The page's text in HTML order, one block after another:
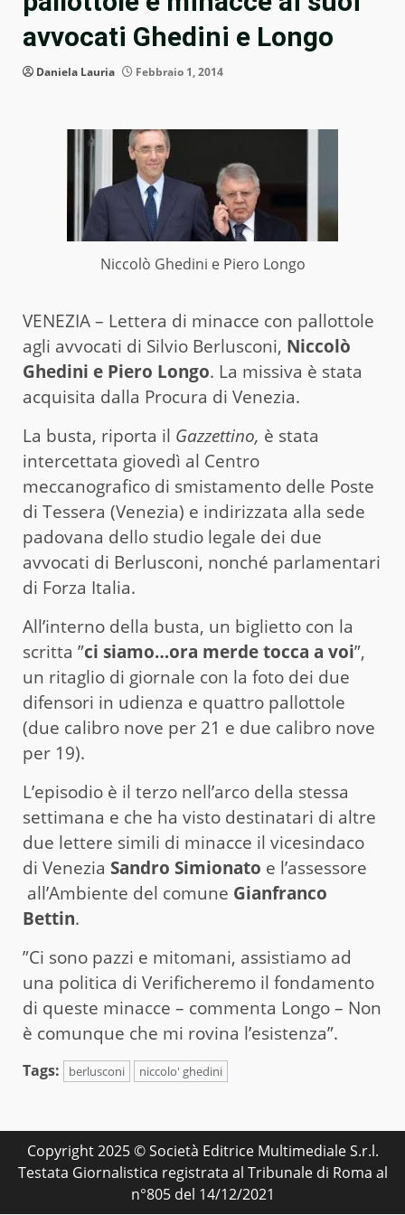
avvocati Ghedini e Longo
Daniela Lauria Febbraio 1, 2014
Niccolò Ghedini e Piero Longo
VENEZIA – Lettera di minacce con pallottole
agli avvocati di Silvio Berlusconi, Niccolò
Ghedini e Piero Longo. La missiva è stata
acquisita dalla Procura di Venezia.
La busta, riporta il Gazzettino, è stata
intercettata giovedì al Centro
meccanografico di smistamento delle Poste
di Tessera (Venezia) e indirizzata alla sede
padovana dello studio legale dei due
avvocati di Berlusconi, nonché parlamentari
di Forza Italia.
All’interno della busta, un biglietto con la
scritta ”ci siamo…ora merde tocca a voi”,
un ritaglio di giornale con la foto dei due
difensori in udienza e quattro pallottole
(due calibro nove per 21 e due calibro nove
per 19).
L’episodio è il terzo nell’arco della stessa
settimana e che ha visto destinatari di altre
due lettere simili di minacce il vicesindaco
di Venezia Sandro Simionato e l’assessore
all’Ambiente del comune Gianfranco
Bettin.
”Ci sono pazzi e mitomani, assistiamo ad
una politica di Verificheremo il fondamento
di queste minacce – commenta Longo – Non
è comunque che mi rovina l’esistenza”.
Tags: berlusconi niccolo' ghedini
Copyright 2025 © Società Editrice Multimediale S.r.l.
Testata Giornalistica registrata al Tribunale di Roma al
n°805 del 14/12/2021